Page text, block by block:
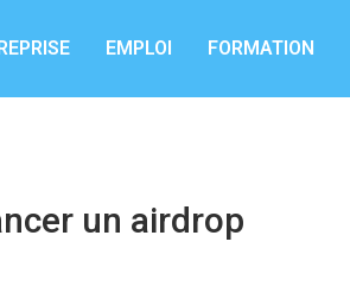
EMPLOI FORMATION
un airdrop